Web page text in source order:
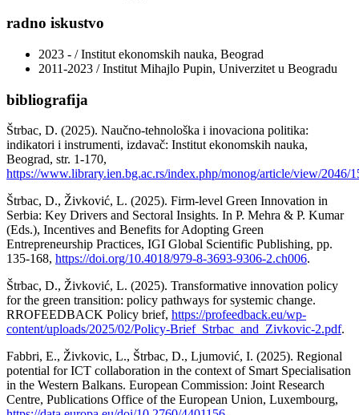
radno iskustvo
2023 - / Institut ekonomskih nauka, Beograd
2011-2023 / Institut Mihajlo Pupin, Univerzitet u Beogradu
bibliografija
Štrbac, D. (2025). Naučno-tehnološka i inovaciona politika:
indikatori i instrumenti, izdavač: Institut ekonomskih nauka,
Beograd, str. 1-170,
https://www.library.ien.bg.ac.rs/index.php/monog/article/view/2046/
Štrbac, D., Živković, L. (2025). Firm-level Green Innovation in
Serbia: Key Drivers and Sectoral Insights. In P. Mehra & P. Kumar
(Eds.), Incentives and Benefits for Adopting Green
Entrepreneurship Practices, IGI Global Scientific Publishing, pp.
135-168, https://doi.org/10.4018/979-8-3693-9306-2.ch006.
Štrbac, D., Živković, L. (2025). Transformative innovation policy
for the green transition: policy pathways for systemic change.
RROFEEDBACK Policy brief, https://profeedback.eu/wp-
content/uploads/2025/02/Policy-Brief_Strbac_and_Zivkovic-2.pdf.
Fabbri, E., Živkovic, L., Štrbac, D., Ljumović, I. (2025). Regional
potential for ICT collaboration in the context of Smart Specialisation
in the Western Balkans. European Commission: Joint Research
Centre, Publications Office of the European Union, Luxembourg,